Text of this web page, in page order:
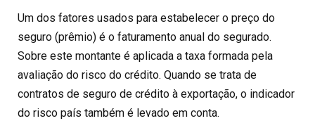
Um dos fatores usados para estabelecer o preço do
seguro (prêmio) é o faturamento anual do segurado.
Sobre este montante é aplicada a taxa formada pela
avaliação do risco do crédito. Quando se trata de
contratos de seguro de crédito à exportação, o indicador
do risco país também é levado em conta.